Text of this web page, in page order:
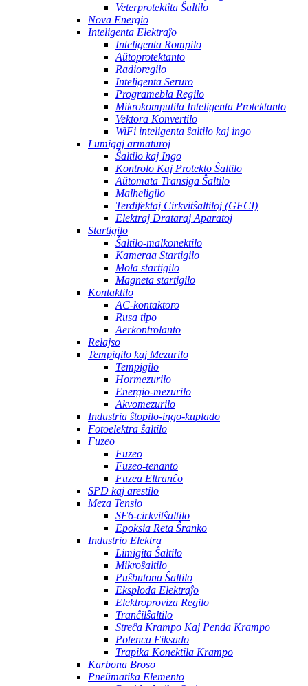
Veterprotektita Ŝaltilo
Nova Energio
Inteligenta Elektraĵo
Inteligenta Rompilo
Aŭtoprotektanto
Radioregilo
Inteligenta Seruro
Programebla Regilo
Mikrokomputila Inteligenta Protektanto
Vektora Konvertilo
WiFi inteligenta ŝaltilo kaj ingo
Lumigaj armaturoj
Ŝaltilo kaj Ingo
Kontrolo Kaj Protekto Ŝaltilo
Aŭtomata Transiga Ŝaltilo
Malheligilo
Terdifektaj Cirkvitŝaltiloj (GFCI)
Elektraj Drataraj Aparatoj
Startigilo
Ŝaltilo-malkonektilo
Kameraa Startigilo
Mola startigilo
Magneta startigilo
Kontaktilo
AC-kontaktoro
Rusa tipo
Aerkontrolanto
Relajso
Tempigilo kaj Mezurilo
Tempigilo
Hormezurilo
Energio-mezurilo
Akvomezurilo
Industria ŝtopilo-ingo-kuplado
Fotoelektra ŝaltilo
Fuzeo
Fuzeo
Fuzeo-tenanto
Fuzea Eltranĉo
SPD kaj arestilo
Meza Tensio
SF6-cirkvitŝaltilo
Epoksia Reta Ŝranko
Industrio Elektra
Limigita Ŝaltilo
Mikroŝaltilo
Puŝbutona Ŝaltilo
Eksploda Elektraĵo
Elektroproviza Regilo
Tranĉilŝaltilo
Streĉa Krampo Kaj Penda Krampo
Potenca Fiksado
Trapika Konektila Krampo
Karbona Broso
Pneŭmatika Elemento